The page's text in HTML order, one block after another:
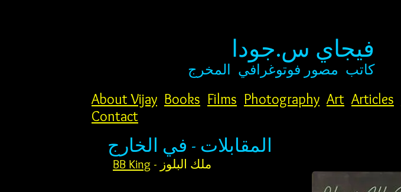
فيجاي س.جودا
كاتب مصور فوتوغرافي المخرج
About Vijay Books Films Photography Art Articles
Contact
المقابلات - في الخارج
BB King - ملك البلوز